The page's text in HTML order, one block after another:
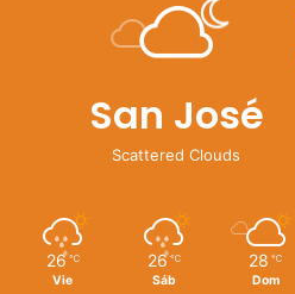
San José
Scattered Clouds
26 ℃
Vie
26 ℃
Sáb
28 ℃
Dom